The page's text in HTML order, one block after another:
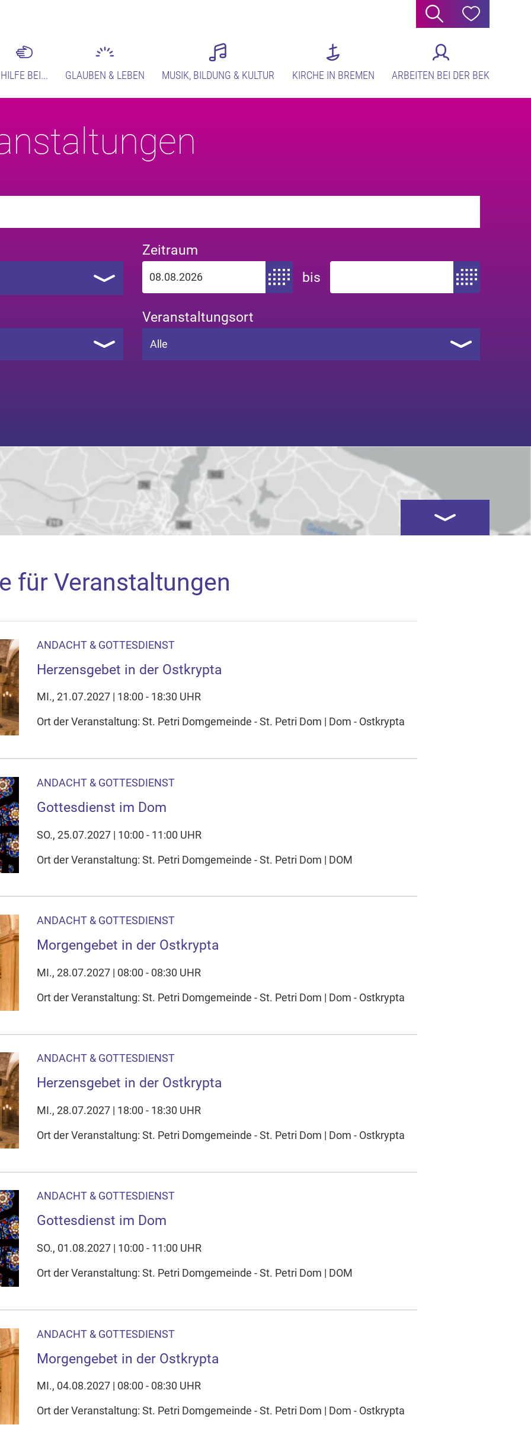
Suche Hilfe
HILFE BEI... GLAUBEN & LEBEN MUSIK, BILDUNG & KULTUR KIRCHE IN BREMEN ARBEITEN BEI DER BEK
Zeitraum
Zeitraum von
bis Zeitraum bis
Veranstaltungsort
Alle
akzeptieren Sie, dass die Anwendung Google Maps beim Aktivieren von
Gerät setzt, z.B. zwecks Reichweitenmessung und profilbasierter Werbung.
Ihre Cookie-Einstellungen anpassen
Kartenansicht öffnen
für Veranstaltungen
ANDACHT & GOTTESDIENST
Herzensgebet in der Ostkrypta
MI., 21.07.2027 | 18:00 - 18:30 UHR
Ort der Veranstaltung: St. Petri Domgemeinde - St. Petri Dom | Dom - Ostkrypta
ANDACHT & GOTTESDIENST
Gottesdienst im Dom
SO., 25.07.2027 | 10:00 - 11:00 UHR
Ort der Veranstaltung: St. Petri Domgemeinde - St. Petri Dom | DOM
ANDACHT & GOTTESDIENST
Morgengebet in der Ostkrypta
MI., 28.07.2027 | 08:00 - 08:30 UHR
Ort der Veranstaltung: St. Petri Domgemeinde - St. Petri Dom | Dom - Ostkrypta
ANDACHT & GOTTESDIENST
Herzensgebet in der Ostkrypta
MI., 28.07.2027 | 18:00 - 18:30 UHR
Ort der Veranstaltung: St. Petri Domgemeinde - St. Petri Dom | Dom - Ostkrypta
ANDACHT & GOTTESDIENST
Gottesdienst im Dom
SO., 01.08.2027 | 10:00 - 11:00 UHR
Ort der Veranstaltung: St. Petri Domgemeinde - St. Petri Dom | DOM
ANDACHT & GOTTESDIENST
Morgengebet in der Ostkrypta
MI., 04.08.2027 | 08:00 - 08:30 UHR
Ort der Veranstaltung: St. Petri Domgemeinde - St. Petri Dom | Dom - Ostkrypta